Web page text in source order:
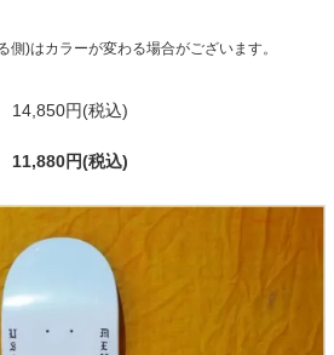
)はカラーが変わる場合がございます。
14,850円(税込)
11,880円(税込)